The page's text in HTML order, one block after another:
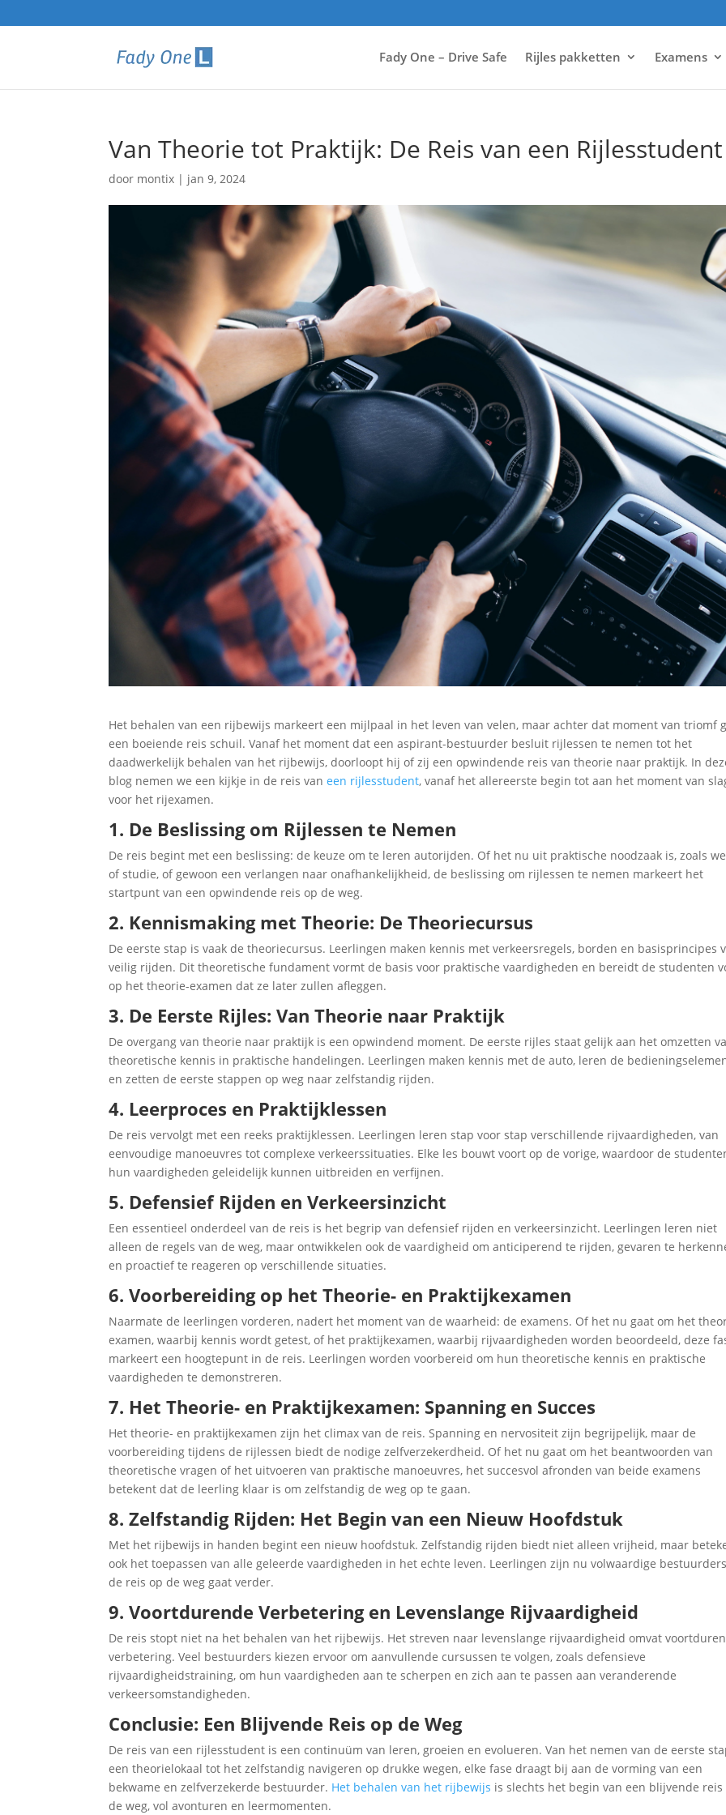
Fady One – Drive Safe Rijles pakketten Examens
Van Theorie tot Praktijk: De Reis van een Rijlesstudent
door montix | jan 9, 2024
Het behalen van een rijbewijs markeert een mijlpaal in het leven van velen, maar achter dat moment van triomf
een boeiende reis schuil. Vanaf het moment dat een aspirant-bestuurder besluit rijlessen te nemen tot het
daadwerkelijk behalen van het rijbewijs, doorloopt hij of zij een opwindende reis van theorie naar praktijk. In
blog nemen we een kijkje in de reis vaneen rijlesstudent, vanaf het allereerste begin tot aan het moment van
voor het rijexamen.
1. De Beslissing om Rijlessen te Nemen
De reis begint met een beslissing: de keuze om te leren autorijden. Of het nu uit praktische noodzaak is, zoals
of studie, of gewoon een verlangen naar onafhankelijkheid, de beslissing om rijlessen te nemen markeert het
startpunt van een opwindende reis op de weg.
2. Kennismaking met Theorie: De Theoriecursus
De eerste stap is vaak de theoriecursus. Leerlingen maken kennis met verkeersregels, borden en basisprincipes
veilig rijden. Dit theoretische fundament vormt de basis voor praktische vaardigheden en bereidt de studenten
op het theorie-examen dat ze later zullen afleggen.
3. De Eerste Rijles: Van Theorie naar Praktijk
De overgang van theorie naar praktijk is een opwindend moment. De eerste rijles staat gelijk aan het omzetten
theoretische kennis in praktische handelingen. Leerlingen maken kennis met de auto, leren de
en zetten de eerste stappen op weg naar zelfstandig rijden.
4. Leerproces en Praktijklessen
De reis vervolgt met een reeks praktijklessen. Leerlingen leren stap voor stap verschillende rijvaardigheden, van
eenvoudige manoeuvres tot complexe verkeerssituaties. Elke les bouwt voort op de vorige, waardoor de
hun vaardigheden geleidelijk kunnen uitbreiden en verfijnen.
5. Defensief Rijden en Verkeersinzicht
Een essentieel onderdeel van de reis is het begrip van defensief rijden en verkeersinzicht. Leerlingen leren niet
alleen de regels van de weg, maar ontwikkelen ook de vaardigheid om anticiperend te rijden, gevaren te
en proactief te reageren op verschillende situaties.
6. Voorbereiding op het Theorie- en Praktijkexamen
Naarmate de leerlingen vorderen, nadert het moment van de waarheid: de examens. Of het nu gaat om het
examen, waarbij kennis wordt getest, of het praktijkexamen, waarbij rijvaardigheden worden beoordeeld, deze
markeert een hoogtepunt in de reis. Leerlingen worden voorbereid om hun theoretische kennis en praktische
vaardigheden te demonstreren.
7. Het Theorie- en Praktijkexamen: Spanning en Succes
Het theorie- en praktijkexamen zijn het climax van de reis. Spanning en nervositeit zijn begrijpelijk, maar de
voorbereiding tijdens de rijlessen biedt de nodige zelfverzekerdheid. Of het nu gaat om het beantwoorden van
theoretische vragen of het uitvoeren van praktische manoeuvres, het succesvol afronden van beide examens
betekent dat de leerling klaar is om zelfstandig de weg op te gaan.
8. Zelfstandig Rijden: Het Begin van een Nieuw Hoofdstuk
Met het rijbewijs in handen begint een nieuw hoofdstuk. Zelfstandig rijden biedt niet alleen vrijheid, maar
ook het toepassen van alle geleerde vaardigheden in het echte leven. Leerlingen zijn nu volwaardige
de reis op de weg gaat verder.
9. Voortdurende Verbetering en Levenslange Rijvaardigheid
De reis stopt niet na het behalen van het rijbewijs. Het streven naar levenslange rijvaardigheid omvat
verbetering. Veel bestuurders kiezen ervoor om aanvullende cursussen te volgen, zoals defensieve
rijvaardigheidstraining, om hun vaardigheden aan te scherpen en zich aan te passen aan veranderende
verkeersomstandigheden.
Conclusie: Een Blijvende Reis op de Weg
De reis van een rijlesstudent is een continuüm van leren, groeien en evolueren. Van het nemen van de eerste
een theorielokaal tot het zelfstandig navigeren op drukke wegen, elke fase draagt bij aan de vorming van een
bekwame en zelfverzekerde bestuurder. Het behalen van het rijbewijs is slechts het begin van een blijvende reis
de weg, vol avonturen en leermomenten.